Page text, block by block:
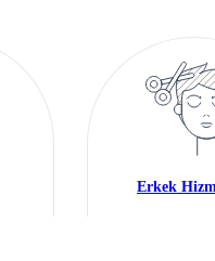
Erkek